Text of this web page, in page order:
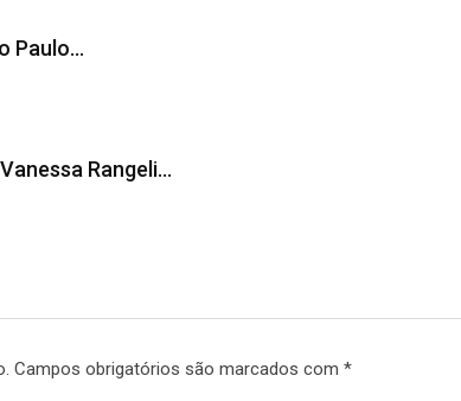
Paulo…
Rangeli…
Campos obrigatórios são marcados com *